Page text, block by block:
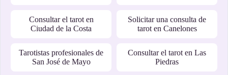
Consultar el tarot en
Ciudad de la Costa
Solicitar una consulta de
tarot en Canelones
Tarotistas profesionales de
San José de Mayo
Consultar el tarot en Las
Piedras